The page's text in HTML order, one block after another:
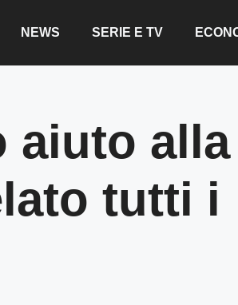
NEWS SERIE E TV
aiuto
tutti i